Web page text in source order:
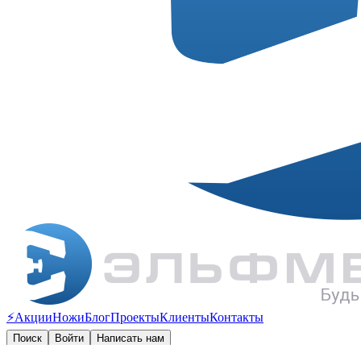
⚡️АкцииНожиБлогПроектыКлиентыКонтакты
Поиск Войти Написать нам